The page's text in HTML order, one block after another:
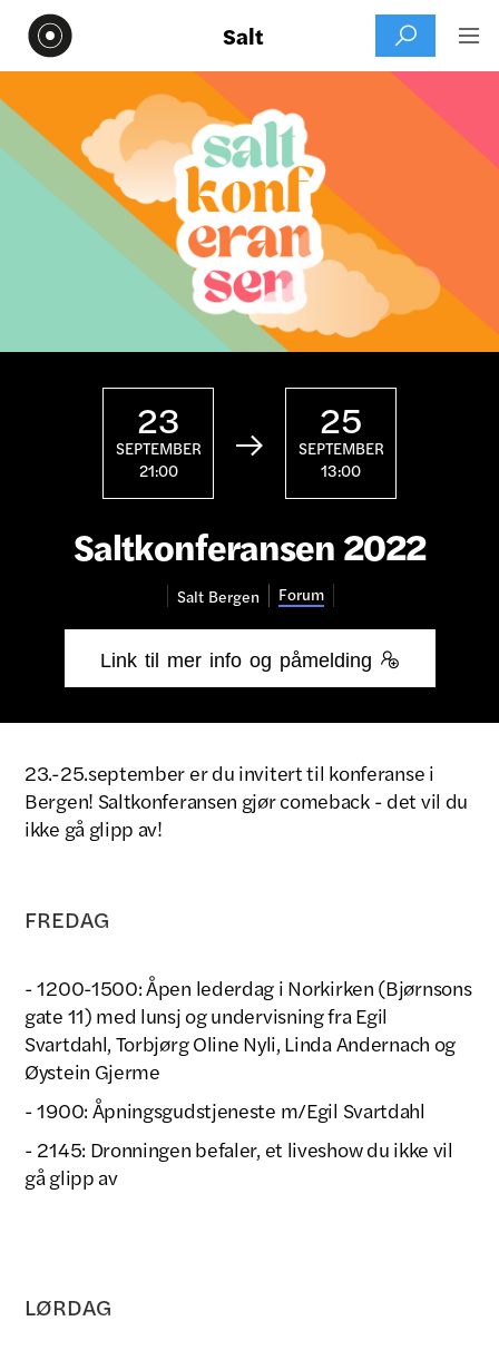
Salt  
23
SEPTEMBER
21:00

25
SEPTEMBER
13:00
Saltkonferansen 2022
Salt Bergen Forum
Link til mer info og påmelding 
23.-25.september er du invitert til konferanse i
Bergen! Saltkonferansen gjør comeback - det vil du
ikke gå glipp av!
FREDAG
- 1200-1500: Åpen lederdag i Norkirken (Bjørnsons
gate 11) med lunsj og undervisning fra Egil
Svartdahl, Torbjørg Oline Nyli, Linda Andernach og
Øystein Gjerme
- 1900: Åpningsgudstjeneste m/Egil Svartdahl
- 2145: Dronningen befaler, et liveshow du ikke vil
gå glipp av
LØRDAG